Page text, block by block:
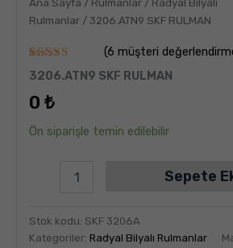
Ana Sayfa / Rulmanlar / Radyal Bilyalı
Rulmanlar / 3206.ATN9 SKF RULMAN
6
müşteri
puanına
5
5.00
puan
aldı
(6 müşteri
3206.ATN9 SKF RULMAN
0 ₺
Ön siparişle temin edilebilir
Sepete
Stok kodu: SKF 3206A
Kategoriler: Radyal Bilyalı Rulmanlar